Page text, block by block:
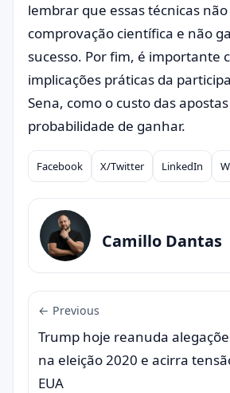
lembrar que essas técnicas
comprovação científica e não
sucesso. Por fim, é importante
implicações práticas da
Sena, como o custo das
probabilidade de ganhar.
Compartilhar
Facebook X/Twitter LinkedIn
Camillo Dantas
← Previous
Trump hoje reanuda
na eleição 2020 e acirra
EUA